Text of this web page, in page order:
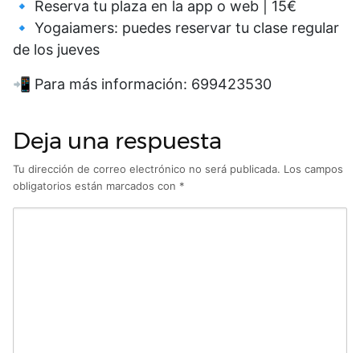
🔹 Reserva tu plaza en la app o web | 15€
🔹 Yogaiamers: puedes reservar tu clase regular
de los jueves
📲 Para más información: 699423530
Deja una respuesta
Tu dirección de correo electrónico no será publicada. Los campos
obligatorios están marcados con *